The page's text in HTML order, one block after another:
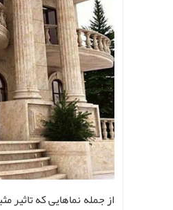
از جمله نماهایی که